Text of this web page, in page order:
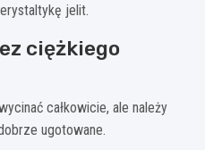
jelit.
ciężkiego
całkowicie, ale należy
ugotowane.